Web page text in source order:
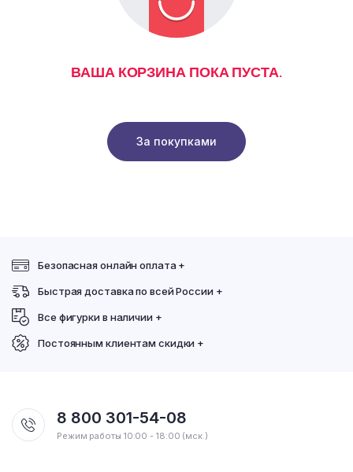
ВАША КОРЗИНА ПОКА ПУСТА.
За покупками
Безопасная онлайн оплата +
Быстрая доставка по всей России +
Все фигурки в наличии +
Постоянным клиентам скидки +
8 800 301-54-08
Режим работы 10:00 - 18:00 (мск.)